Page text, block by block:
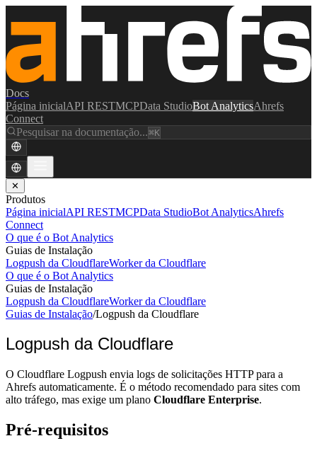
Docs
Página inicialAPI RESTMCPData StudioBot AnalyticsAhrefs
Connect
Pesquisar na documentação...⌘K
✕
Produtos
Página inicialAPI RESTMCPData StudioBot AnalyticsAhrefs
Connect
O que é o Bot Analytics
Guias de Instalação
Logpush da CloudflareWorker da Cloudflare
O que é o Bot Analytics
Guias de Instalação
Logpush da CloudflareWorker da Cloudflare
Guias de Instalação/Logpush da Cloudflare
Logpush da Cloudflare
O Cloudflare Logpush envia logs de solicitações HTTP para a
Ahrefs automaticamente. É o método recomendado para sites com
alto tráfego, mas exige um plano Cloudflare Enterprise.
Pré-requisitos